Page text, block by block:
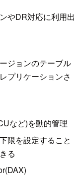
やDR対応に利用出
ジョンのテーブル
プリケーションさ
など)を動的管理
限を設定すること
る